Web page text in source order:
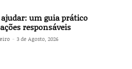
ajudar: um guia prático
responsáveis
- 3 de Agosto, 2026